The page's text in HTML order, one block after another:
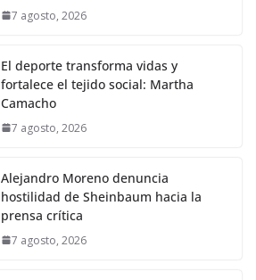
7 agosto, 2026
El deporte transforma vidas y
fortalece el tejido social: Martha
Camacho
7 agosto, 2026
Alejandro Moreno denuncia
hostilidad de Sheinbaum hacia la
prensa crítica
7 agosto, 2026